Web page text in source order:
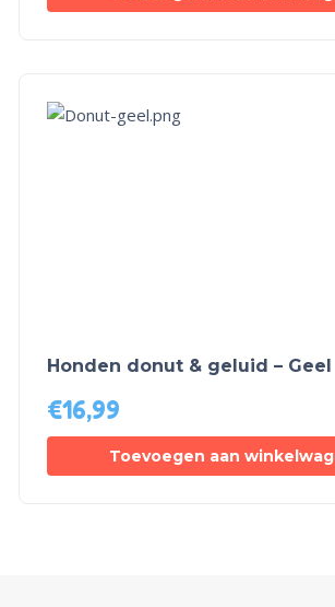
Honden donut & geluid – Geel
€16,99
Toevoegen aan